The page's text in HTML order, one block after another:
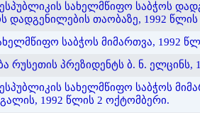
სახელმწიფო საბჭოს
დადგენილების თაობაზე, 1992 წლის
საბჭოს მიმართვა, 1992
რუსეთის პრეზიდენტს ბ. ნ. ელცინს,
სახელმწიფო საბჭოს
1992 წლის 2 ოქტომბერი.